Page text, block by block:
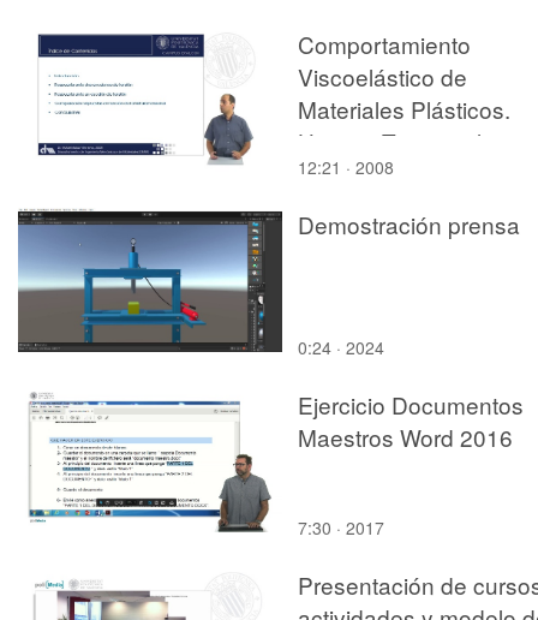
Comportamiento
Viscoelástico de
Materiales Plásticos.
Historia Tensional
12:21 · 2008
Demostración prensa
0:24 · 2024
Ejercicio Documentos
Maestros Word 2016
7:30 · 2017
Presentación de